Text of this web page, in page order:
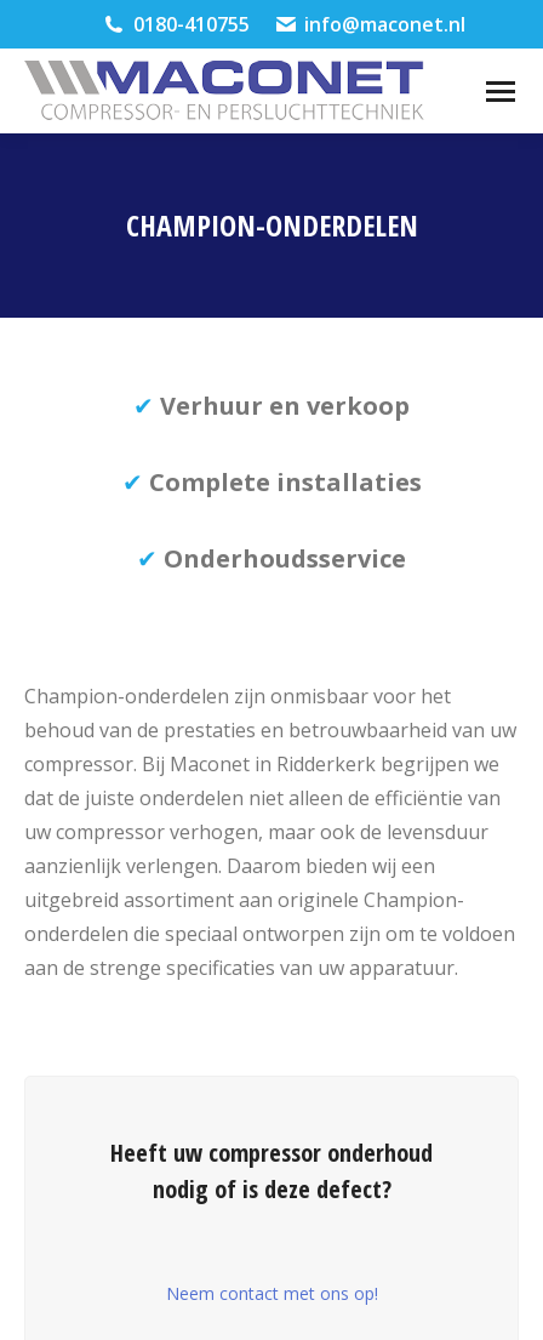
0180-410755 info@maconet.nl
CHAMPION-ONDERDELEN
✔ Verhuur en verkoop
✔ Complete installaties
✔ Onderhoudsservice
Champion-onderdelen zijn onmisbaar voor het
behoud van de prestaties en betrouwbaarheid van uw
compressor. Bij Maconet in Ridderkerk begrijpen we
dat de juiste onderdelen niet alleen de efficiëntie van
uw compressor verhogen, maar ook de levensduur
aanzienlijk verlengen. Daarom bieden wij een
uitgebreid assortiment aan originele Champion-
onderdelen die speciaal ontworpen zijn om te voldoen
aan de strenge specificaties van uw apparatuur.
Heeft uw compressor onderhoud
nodig of is deze defect?
Neem contact met ons op!